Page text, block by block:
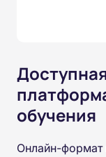
обучения
Онлайн-формат